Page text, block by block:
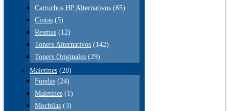
Cartuchos HP Alternativos (65)
Cintas (5)
Resmas (12)
Toners Alternativos (142)
Toners Originales (29)
Maletines (28)
Fundas (24)
Maletines (1)
Mochilas (3)